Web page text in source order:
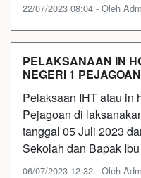
22/07/2023 08:04 - Oleh
PELAKSANAAN IN
NEGERI 1 PEJAGOAN
Pelaksaan IHT atau in
Pejagoan di
tanggal 05 Juli 2023
Sekolah dan Bapak
06/07/2023 12:32 - Oleh